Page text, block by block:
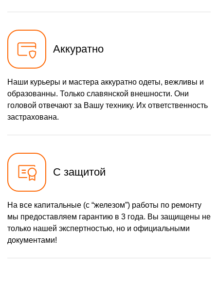
Аккуратно
Наши курьеры и мастера аккуратно одеты, вежливы и
образованны. Только славянской внешности. Они
головой отвечают за Вашу технику. Их ответственность
застрахована.
С защитой
На все капитальные (с “железом”) работы по ремонту
мы предоставляем гарантию в 3 года. Вы защищены не
только нашей экспертностью, но и официальными
документами!